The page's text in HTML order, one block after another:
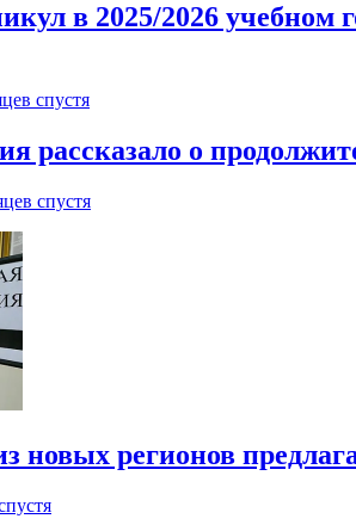
в 2025/2026 учебном
спустя
рассказало о
спустя
новых регионов